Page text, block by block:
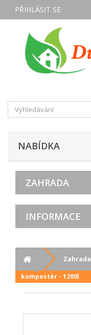
PŘIHLÁSIT SE
NABÍDKA
ZAHRADA
INFORMACE
Zahrada
kompostér - 1200l